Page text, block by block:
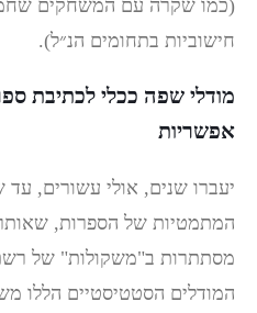
(כמו שקרה עם המשחקים
חישוביות בתחומים הנ״ל).
מודלי שפה ככלי לכתיבת
אפשריות
יעברו שנים, אולי עשורים, עד
המתמטיות של הספרות,
מסתתרות ב"משקולות" של
המודלים הסטטיסטיים הללו